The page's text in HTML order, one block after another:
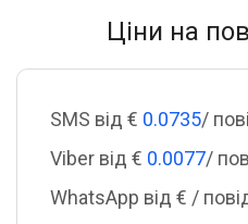
Ціни на
SMS від € 0.0735/
Viber від € 0.0077/
WhatsApp від € /